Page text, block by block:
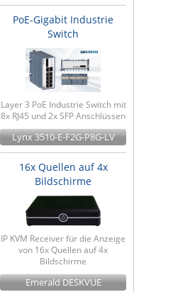
PoE-Gigabit Industrie
Switch
Layer 3 PoE Industrie Switch mit
8x RJ45 und 2x SFP Anschlüssen
Lynx 3510-E-F2G-P8G-LV
16x Quellen auf 4x
Bildschirme
IP KVM Receiver für die Anzeige
von 16x Quellen auf 4x
Bildschirme
Emerald DESKVUE